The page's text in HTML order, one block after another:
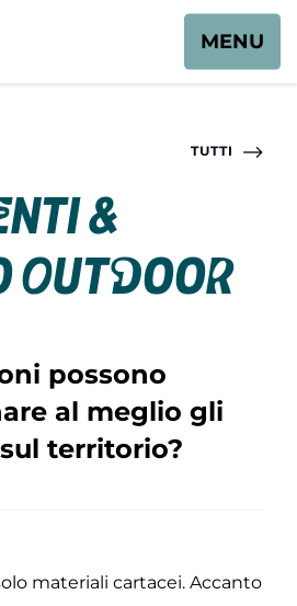
MENU
TUTTI
&
Outdoor
possono
al meglio gli
territorio?
materiali cartacei. Accanto